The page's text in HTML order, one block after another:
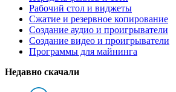
Рабочий стол и виджеты
Сжатие и резервное копирование
Создание аудио и проигрыватели
Создание видео и проигрыватели
Программы для майнинга
Недавно скачали